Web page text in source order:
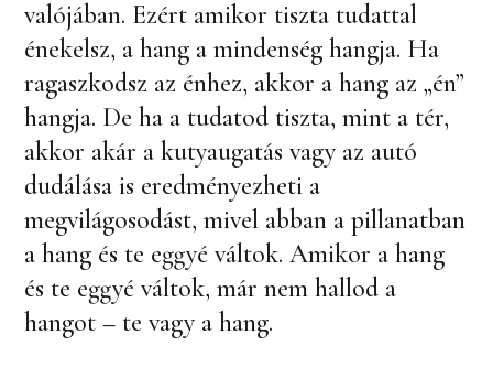
valójában. Ezért amikor tiszta tudattal
énekelsz, a hang a mindenség hangja. Ha
ragaszkodsz az énhez, akkor a hang az „én”
hangja. De ha a tudatod tiszta, mint a tér,
akkor akár a kutyaugatás vagy az autó
dudálása is eredményezheti a
megvilágosodást, mivel abban a pillanatban
a hang és te eggyé váltok. Amikor a hang
és te eggyé váltok, már nem hallod a
hangot – te vagy a hang.